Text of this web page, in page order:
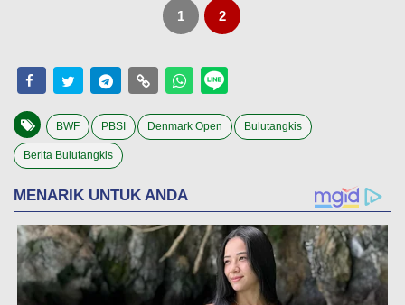
1 2
BWF PBSI Denmark Open Bulutangkis
Berita Bulutangkis